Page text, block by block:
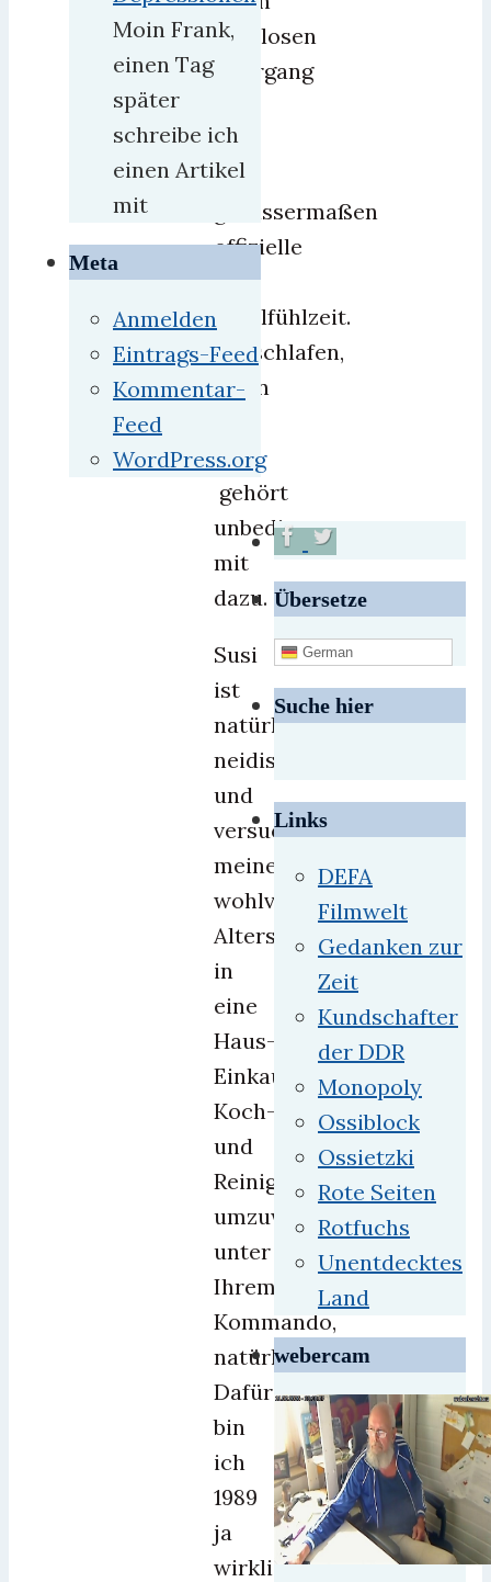
nahtlosen
Übergang
die
–
gewissermaßen
offizielle
–
Wohlfühlzeit.
Ausschlafen,
wenn
will,
gehört
unbedingt
mit
dazu.
Susi
ist
natürlich
neidisch
und
versucht
meinen
wohlverdienten
Altersruhestand
in
eine
Haus-,
Einkaufs-,
Koch-
und
Reinigungsdiktatur
umzuwandeln.
unter
Ihrem
Kommando,
natürlich.
Dafür
bin
ich
1989
ja
wirklich
Moin Frank,
einen Tag
später
schreibe ich
einen Artikel
mit
Meta
Anmelden
Eintrags-Feed
Kommentar-
Feed
WordPress.org
Übersetze
German
Suche hier
Links
DEFA
Filmwelt
Gedanken zur
Zeit
Kundschafter
der DDR
Monopoly
Ossiblock
Ossietzki
Rote Seiten
Rotfuchs
Unentdecktes
Land
webercam